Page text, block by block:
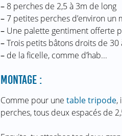
–8 perches de 2,5 à 3m de long
–7 petites perches d’environ un
–Une palette gentiment offerte
–Trois petits bâtons droits de 30
–de la ficelle, comme d’hab...
MONTAGE :
Comme pour une table tripode,
perches, tous deux espacés de